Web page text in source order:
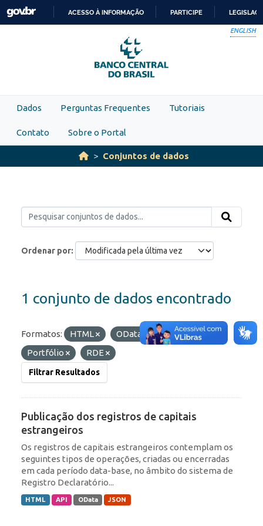
Skip to main content
PARA
O
CONTEÚDO
ACESSO À INFORMAÇÃO PARTICIPE
ENGLISH
Dados Perguntas Frequentes Tutoriais
Contato Sobre o Portal
Conjuntos de dados
Ordenar por
1 conjunto de dados encontrado
Formatos: HTML OData
Etiquetas:
Portfólio
RDE
Filtrar Resultados
Publicação dos registros de capitais
estrangeiros
Os registros de capitais estrangeiros contemplam os
seguintes tipos de operações, criadas ou encerradas
em cada período data-base, no âmbito do sistema de
Registro Declaratório...
HTML API OData JSON